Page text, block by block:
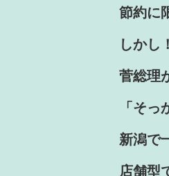
節約に
しかし
菅総理
「そ
新潟で
店舗型